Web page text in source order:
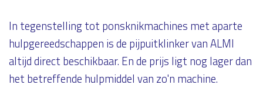
In tegenstelling tot ponsknikmachines met aparte
hulpgereedschappen is de pijpuitklinker van ALMI
altijd direct beschikbaar. En de prijs ligt nog lager dan
het betreffende hulpmiddel van zo'n machine.